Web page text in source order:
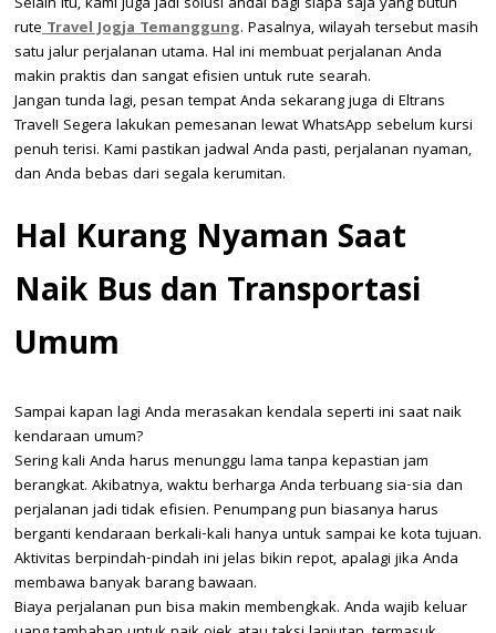
rute Travel Jogja Temanggung. Pasalnya, wilayah tersebut masih
satu jalur perjalanan utama. Hal ini membuat perjalanan Anda
makin praktis dan sangat efisien untuk rute searah.
Jangan tunda lagi, pesan tempat Anda sekarang juga di Eltrans
Travel! Segera lakukan pemesanan lewat WhatsApp sebelum kursi
penuh terisi. Kami pastikan jadwal Anda pasti, perjalanan nyaman,
dan Anda bebas dari segala kerumitan.
Hal Kurang Nyaman Saat
Naik Bus dan Transportasi
Umum
Sampai kapan lagi Anda merasakan kendala seperti ini saat naik
kendaraan umum?
Sering kali Anda harus menunggu lama tanpa kepastian jam
berangkat. Akibatnya, waktu berharga Anda terbuang sia-sia dan
perjalanan jadi tidak efisien. Penumpang pun biasanya harus
berganti kendaraan berkali-kali hanya untuk sampai ke kota tujuan.
Aktivitas berpindah-pindah ini jelas bikin repot, apalagi jika Anda
membawa banyak barang bawaan.
Biaya perjalanan pun bisa makin membengkak. Anda wajib keluar